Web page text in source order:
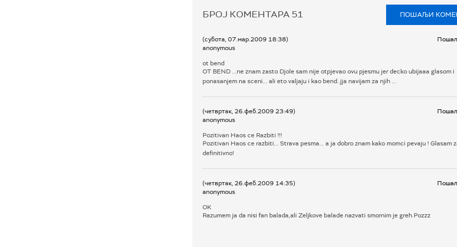
БРОЈ КОМЕНТАРА 51 ПОШАЉИ
(субота, 07.мар.2009 18:38)
anonymous
ot bend
OT BEND ...ne znam zasto Djole sam nije otpjevao ovu pjesmu jer decko ubijaaa glasom i
ponasanjem na sceni... ali eto valjaju i kao bend..jja navijam za njih ...
(четвртак, 26.феб.2009 23:49)
anonymous
Pozitivan Haos ce Razbiti !!!
Pozitivan Haos ce razbiti... Strava pesma... a ja dobro znam kako momci pevaju ! Glasam
definitivno!
(четвртак, 26.феб.2009 14:35)
anonymous
OK
Razumem ja da nisi fan balada,ali Zeljkove balade nazvati smornim je greh.Pozzz